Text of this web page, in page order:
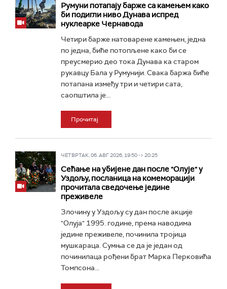
Румуни потапају барже са камењем како
би подигли ниво Дунава испред
нуклеарке Чернавода
Четири барже натоварене камењен, једна
по једна, биће потопљене како би се
преусмерио део тока Дунава ка старом
рукавцу Бала у Румунији. Свака баржа биће
потапана између три и четири сата,
саопштила је...
Прочитај
ЧЕТВРТАК, 06. АВГ 2026, 19:50 -> 20:25
Сећање на убијене дан после "Олује" у
Уздољу, посланица на комеморацији
прочитала сведочење једине
преживеле
Злочину у Уздољу су дан после акције
"Олуја" 1995. године, према наводима
једине преживеле, починила тројица
мушкараца. Сумња се да је један од
починилаца рођени брат Марка Перковића
Томпсона...